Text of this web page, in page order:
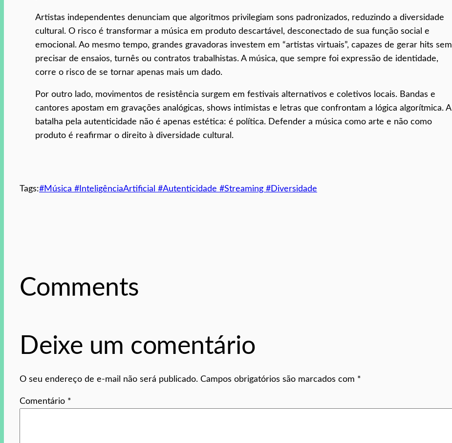
Artistas independentes denunciam que algoritmos privilegiam sons padronizados, reduzindo a diversidade
cultural. O risco é transformar a música em produto descartável, desconectado de sua função social e
emocional. Ao mesmo tempo, grandes gravadoras investem em “artistas virtuais”, capazes de gerar hits sem
precisar de ensaios, turnês ou contratos trabalhistas. A música, que sempre foi expressão de identidade,
corre o risco de se tornar apenas mais um dado.
Por outro lado, movimentos de resistência surgem em festivais alternativos e coletivos locais. Bandas e
cantores apostam em gravações analógicas, shows intimistas e letras que confrontam a lógica algorítmica. A
batalha pela autenticidade não é apenas estética: é política. Defender a música como arte e não como
produto é reafirmar o direito à diversidade cultural.
Tags:#Música #InteligênciaArtificial #Autenticidade #Streaming #Diversidade
Comments
Deixe um comentário
O seu endereço de e-mail não será publicado. Campos obrigatórios são marcados com *
Comentário *